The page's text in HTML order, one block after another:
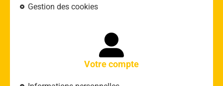
Gestion des cookies
Votre compte